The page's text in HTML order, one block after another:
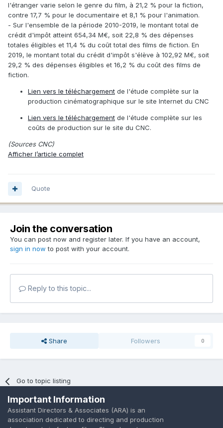
l'étranger varie selon le genre du film, à 21,2 % pour la fiction,
contre 17,7 % pour le documentaire et 8,1 % pour l'animation.
- Sur l'ensemble de la période 2010-2019, le montant total de
crédit d'impôt atteint 654,34 M€, soit 22,8 % des dépenses
totales éligibles et 11,4 % du coût total des films de fiction. En
2019, le montant total du crédit d'impôt s'élève à 102,92 M€, soit
29,2 % des dépenses éligibles et 16,2 % du coût des films de
fiction.
Lien vers le téléchargement de l'étude complète sur la
production cinématographique sur le site Internet du CNC
Lien vers le téléchargement de l'étude complète sur les
coûts de production sur le site du CNC.
(Sources CNC)
Afficher l’article complet
Quote
Join the conversation
You can post now and register later. If you have an account,
sign in now to post with your account.
Reply to this topic...
Share Followers 0
Go to topic listing
Important Information
Assistant Directors & Associates (ARA) is an
association dedicated to directing and production